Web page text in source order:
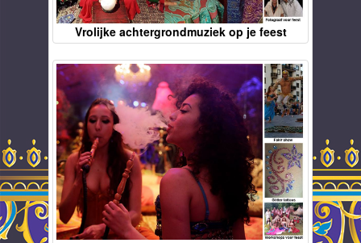
Vrolijke achtergrondmuziek op je feest